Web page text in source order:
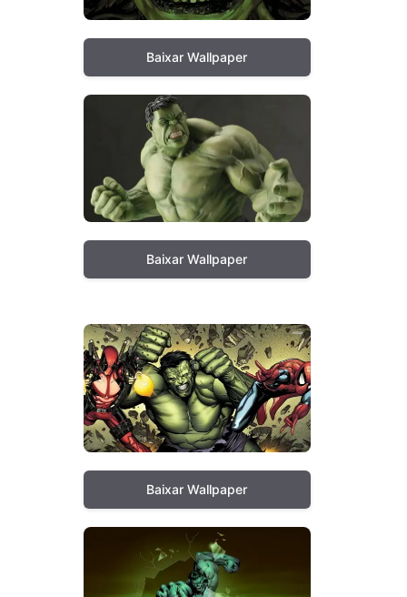
Baixar Wallpaper
Baixar Wallpaper
Baixar Wallpaper